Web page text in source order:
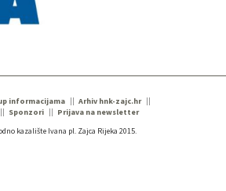
informacijama
Arhiv hnk-zajc.hr
Sponzori
Prijava na newsletter
kazalište Ivana pl. Zajca Rijeka 2015.